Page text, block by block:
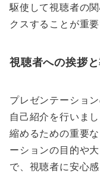
駆使して視聴者の
クスすることが重要
視聴者への挨拶
プレゼンテーショ
自己紹介を行いま
縮めるための重要
ーションの目的や
で、視聴者に安心